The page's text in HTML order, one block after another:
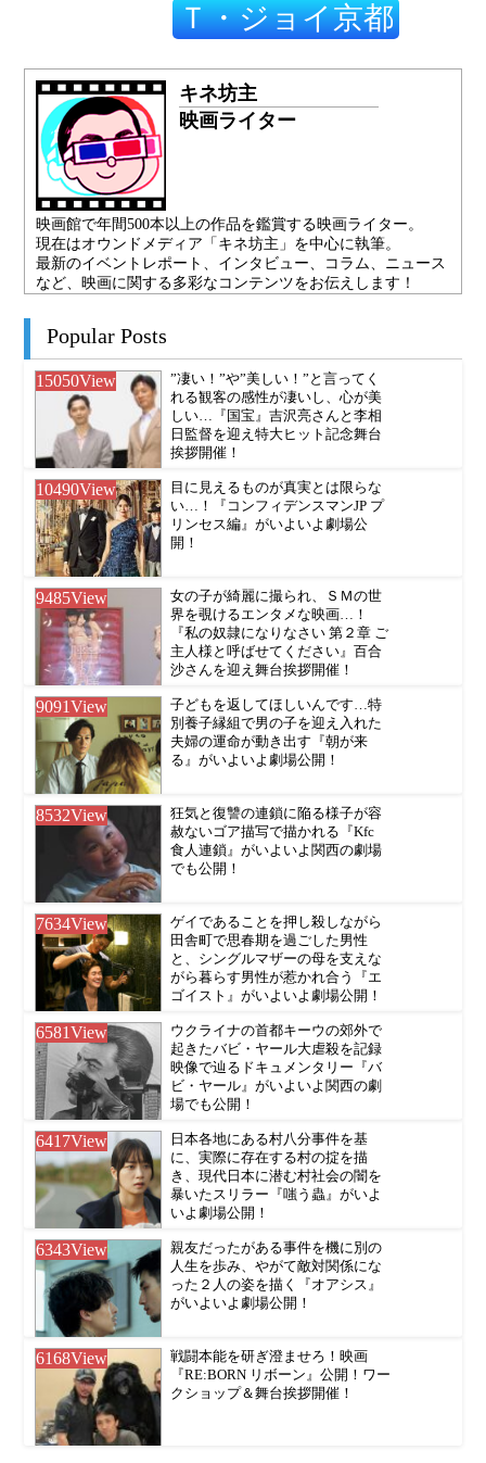
Ｔ・ジョイ京都
キネ坊主
映画ライター
映画館で年間500本以上の作品を鑑賞する映画ライター。
現在はオウンドメディア「キネ坊主」を中心に執筆。
最新のイベントレポート、インタビュー、コラム、ニュース
など、映画に関する多彩なコンテンツをお伝えします！
Popular Posts
15050View
”凄い！”や”美しい！”と言ってく
れる観客の感性が凄いし、心が美
しい…『国宝』吉沢亮さんと李相
日監督を迎え特大ヒット記念舞台
挨拶開催！
10490View
目に見えるものが真実とは限らな
い…！『コンフィデンスマンJP プ
リンセス編』がいよいよ劇場公
開！
9485View
女の子が綺麗に撮られ、ＳＭの世
界を覗けるエンタメな映画…！
『私の奴隷になりなさい 第２章 ご
主人様と呼ばせてください』百合
沙さんを迎え舞台挨拶開催！
9091View
子どもを返してほしいんです…特
別養子縁組で男の子を迎え入れた
夫婦の運命が動き出す『朝が来
る』がいよいよ劇場公開！
8532View
狂気と復讐の連鎖に陥る様子が容
赦ないゴア描写で描かれる『Kfc
食人連鎖』がいよいよ関西の劇場
でも公開！
7634View
ゲイであることを押し殺しながら
田舎町で思春期を過ごした男性
と、シングルマザーの母を支えな
がら暮らす男性が惹かれ合う『エ
ゴイスト』がいよいよ劇場公開！
6581View
ウクライナの首都キーウの郊外で
起きたバビ・ヤール大虐殺を記録
映像で辿るドキュメンタリー『バ
ビ・ヤール』がいよいよ関西の劇
場でも公開！
6417View
日本各地にある村八分事件を基
に、実際に存在する村の掟を描
き、現代日本に潜む村社会の闇を
暴いたスリラー『嗤う蟲』がいよ
いよ劇場公開！
6343View
親友だったがある事件を機に別の
人生を歩み、やがて敵対関係にな
った２人の姿を描く『オアシス』
がいよいよ劇場公開！
6168View
戦闘本能を研ぎ澄ませろ！映画
『RE:BORN リボーン』公開！ワー
クショップ＆舞台挨拶開催！